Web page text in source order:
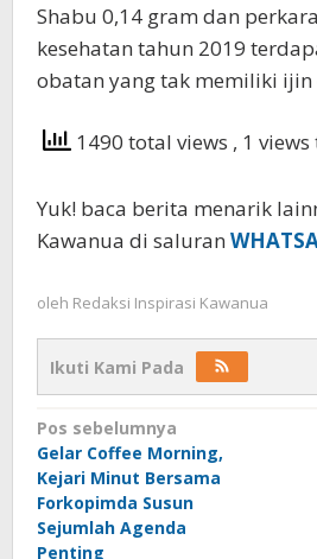
Shabu 0,14 gram dan
kesehatan tahun 2019
obatan yang tak memiliki ijin
1490 total views , 1
Yuk! baca berita menarik
Kawanua di saluran
oleh Redaksi Inspirasi Kawanua
Ikuti Kami Pada
Navigasi
pos
Pos sebelumnya
Gelar Coffee Morning,
Kejari Minut Bersama
Forkopimda Susun
Sejumlah Agenda
Penting